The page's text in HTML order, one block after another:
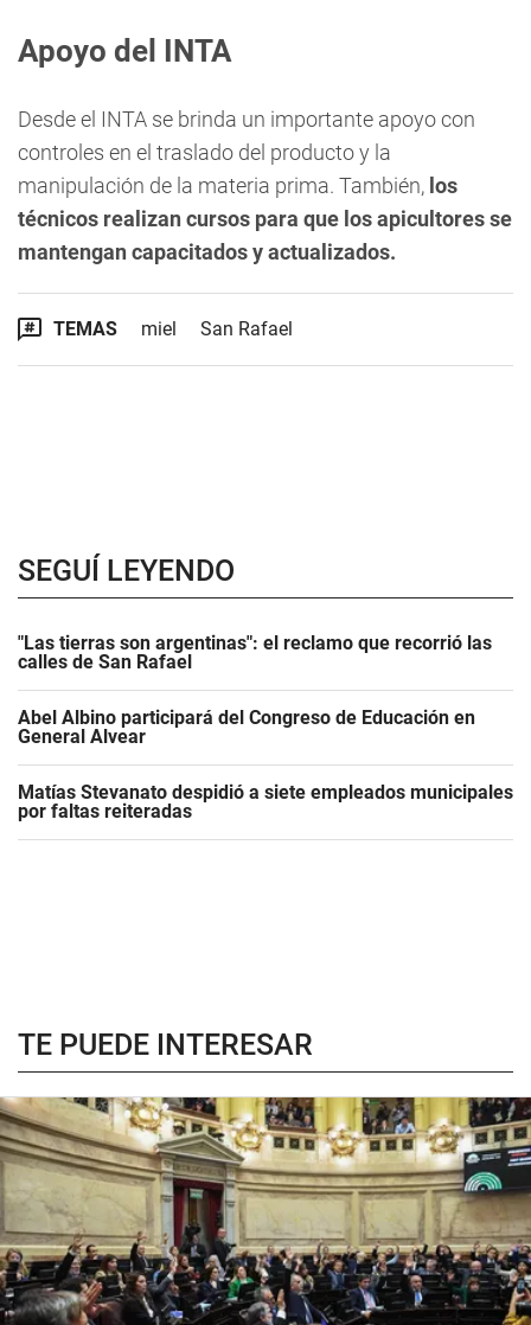
Apoyo del INTA
Desde el INTA se brinda un importante apoyo con
controles en el traslado del producto y la
manipulación de la materia prima. También, los
técnicos realizan cursos para que los apicultores se
mantengan capacitados y actualizados.
TEMAS miel San Rafael
SEGUÍ LEYENDO
"Las tierras son argentinas": el reclamo que recorrió las
calles de San Rafael
Abel Albino participará del Congreso de Educación en
General Alvear
Matías Stevanato despidió a siete empleados municipales
por faltas reiteradas
TE PUEDE INTERESAR